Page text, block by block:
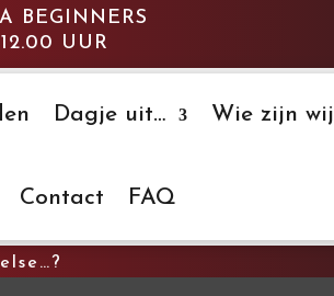
BEGINNERS
UUR
Dagje uit… Wie zijn wij
Contact FAQ